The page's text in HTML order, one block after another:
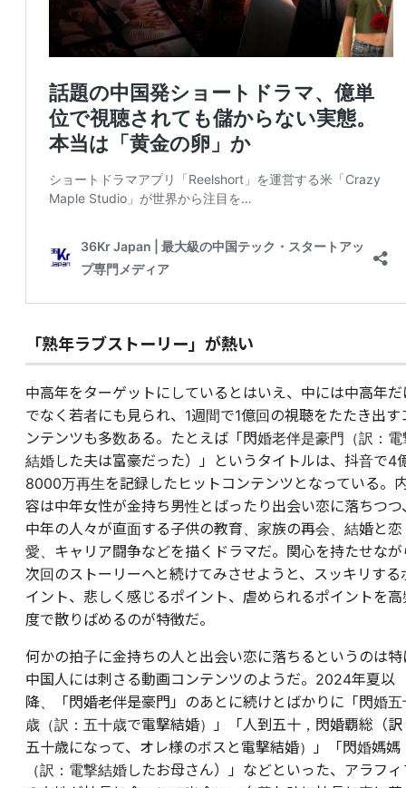
「熟年ラブストーリー」が熱い
中高年をターゲットにしているとはいえ、中には中高年だ
でなく若者にも見られ、1週間で1億回の視聴をたたき出す
ンテンツも多数ある。たとえば「閃婚老伴是豪門（訳：電
結婚した夫は富豪だった）」というタイトルは、抖音で4
8000万再生を記録したヒットコンテンツとなっている。
容は中年女性が金持ち男性とばったり出会い恋に落ちつつ
中年の人々が直面する子供の教育、家族の再会、結婚と恋
愛、キャリア闘争などを描くドラマだ。関心を持たせなが
次回のストーリーへと続けてみさせようと、スッキリする
イント、悲しく感じるポイント、虐められるポイントを高
度で散りばめるのが特徴だ。
何かの拍子に金持ちの人と出会い恋に落ちるというのは特
中国人には刺さる動画コンテンツのようだ。2024年夏以
降、「閃婚老伴是豪門」のあとに続けとばかりに「閃婚五
歳（訳：五十歳で電撃結婚）」「人到五十，閃婚覇総（訳
五十歳になって、オレ様のボスと電撃結婚）」「閃婚媽媽
（訳：電撃結婚したお母さん）」などといった、アラフィ